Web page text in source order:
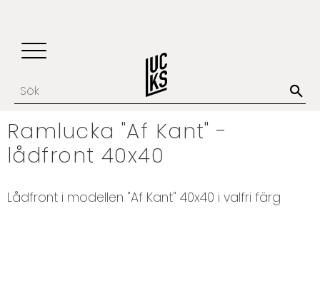
Ramlucka "Af Kant" -
lådfront 40x40
Lådfront i modellen "Af Kant" 40x40 i valfri färg